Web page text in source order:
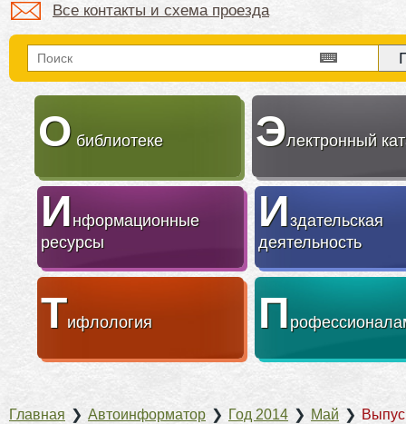
Все контакты и схема проезда
О библиотеке Электронный
Информационные
ресурсы
Издательская
деятельность
Тифлология П
Главная ❯ Автоинформатор ❯ Год 2014 ❯ Май ❯